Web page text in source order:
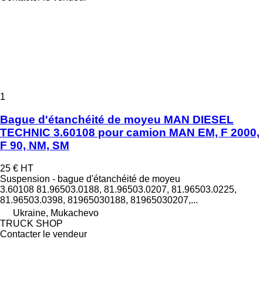
1
Bague d'étanchéité de moyeu MAN DIESEL
TECHNIC 3.60108 pour camion MAN EM, F 2000,
F 90, NM, SM
25 € HT
Suspension - bague d'étanchéité de moyeu
3.60108 81.96503.0188, 81.96503.0207, 81.96503.0225,
81.96503.0398, 81965030188, 81965030207,...
Ukraine, Mukachevo
TRUCK SHOP
Contacter le vendeur